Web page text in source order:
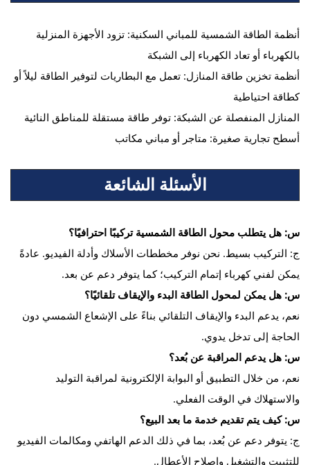
أنظمة الطاقة الشمسية للمباني السكنية: تزود الأجهزة المنزلية
بالكهرباء أو تعاد الكهرباء إلى الشبكة
أنظمة تخزين طاقة المنازل: تعمل مع البطاريات لتوفير الطاقة ليلاً أو
كطاقة احتياطية
المنازل المنفصلة عن الشبكة: توفر طاقة مستقلة للمناطق النائية
أسطح تجارية صغيرة: متاجر أو مباني مكاتب
الأسئلة الشائعة
س: هل يتطلب محول الطاقة الشمسية تركيبًا احترافيًا؟
ج: التركيب بسيط. نحن نوفر مخططات الأسلاك وأدلة الفيديو. عادةً
يمكن لفني كهرباء إتمام التركيب؛ كما يتوفر دعم عن بعد.
س: هل يمكن لمحول الطاقة البدء والإيقاف تلقائيًا؟
نعم، يدعم البدء والإيقاف التلقائي بناءً على الإشعاع الشمسي دون
الحاجة إلى تدخل يدوي.
س: هل يدعم المراقبة عن بُعد؟
نعم، من خلال التطبيق أو البوابة الإلكترونية لمراقبة التوليد
والاستهلاك في الوقت الفعلي.
س: كيف يتم تقديم خدمة ما بعد البيع؟
ج: يتوفر دعم عن بُعد، بما في ذلك الدعم الهاتفي ومكالمات الفيديو
للتثبيت والتشغيل وإصلاح الأعطال.